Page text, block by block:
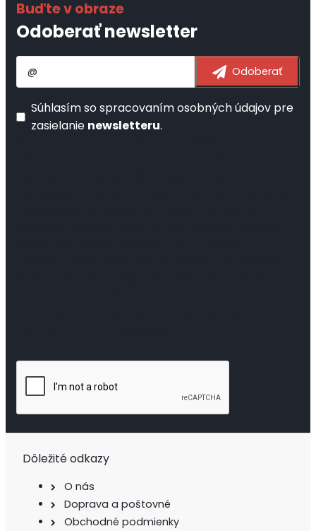
Odoberať newsletter
Súhlasím sospracovaním osobných údajov pre
zasielanie newsletteru.
Dôležité odkazy
O nás
Doprava a poštovné
Obchodné podmienky